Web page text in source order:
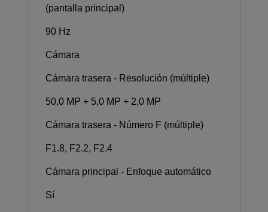
(pantalla principal)
90 Hz
Cámara
Cámara trasera - Resolución (múltiple)
50,0 MP + 5,0 MP + 2,0 MP
Cámara trasera - Número F (múltiple)
F1.8, F2.2, F2.4
Cámara principal - Enfoque automático
Sí